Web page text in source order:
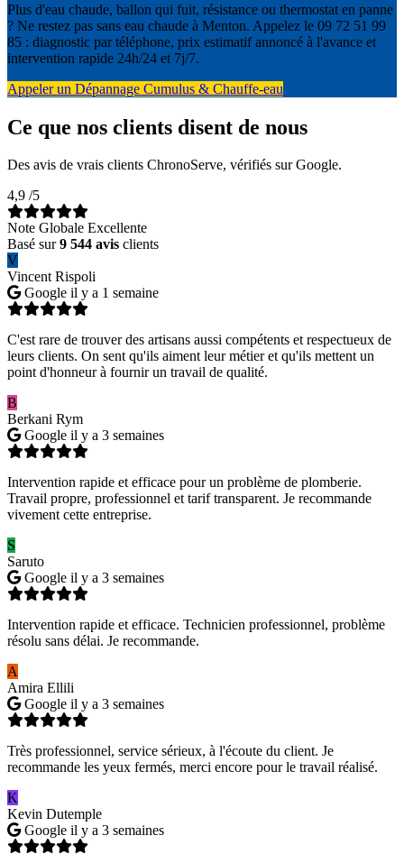
Plus d'eau chaude, ballon qui fuit, résistance ou thermostat en panne
? Ne restez pas sans eau chaude à Menton. Appelez le 09 72 51 99
85 : diagnostic par téléphone, prix estimatif annoncé à l'avance et
intervention rapide 24h/24 et 7j/7.
Appeler un Dépannage Cumulus & Chauffe-eau
Ce que nos clients disent de nous
Des avis de vrais clients ChronoServe, vérifiés sur Google.
4,9 /5
Note Globale Excellente
Basé sur9 544 avis clients
V
Vincent Rispoli
Google il y a 1 semaine
C'est rare de trouver des artisans aussi compétents et respectueux de
leurs clients. On sent qu'ils aiment leur métier et qu'ils mettent un
point d'honneur à fournir un travail de qualité.
B
Berkani Rym
Google il y a 3 semaines
Intervention rapide et efficace pour un problème de plomberie.
Travail propre, professionnel et tarif transparent. Je recommande
vivement cette entreprise.
S
Saruto
Google il y a 3 semaines
Intervention rapide et efficace. Technicien professionnel, problème
résolu sans délai. Je recommande.
A
Amira Ellili
Google il y a 3 semaines
Très professionnel, service sérieux, à l'écoute du client. Je
recommande les yeux fermés, merci encore pour le travail réalisé.
K
Kevin Dutemple
Google il y a 3 semaines